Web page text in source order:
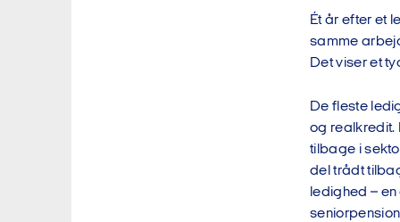
Ét år efter et
samme
Det viser et
De fleste
og realkredit.
tilbage i
del trådt
ledighed –